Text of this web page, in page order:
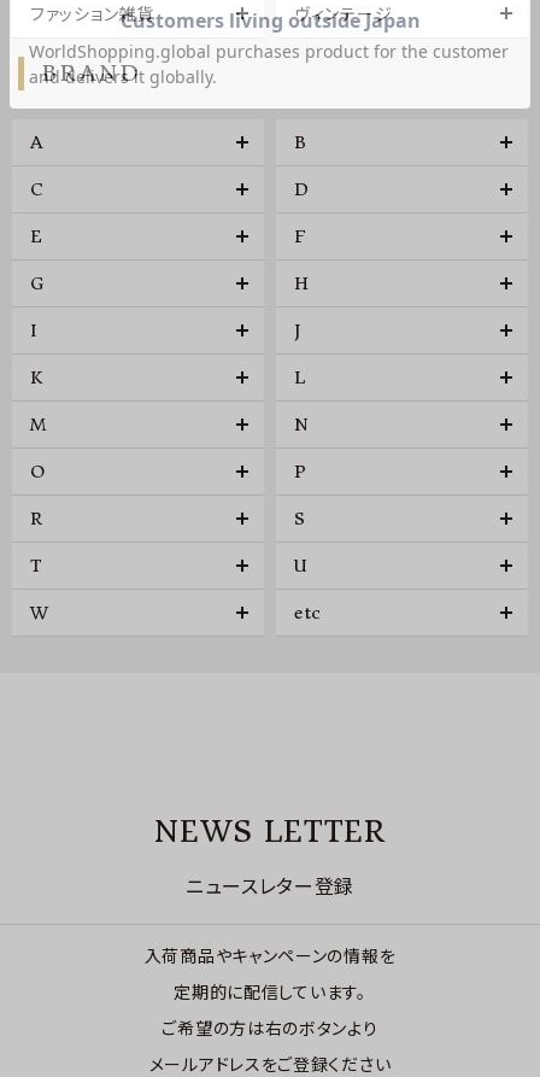
ファッション雑貨 ヴィンテージ
BRAND
A B
C D
E F
G H
I J
K L
M N
O P
R S
T U
W etc
NEWS LETTER
ニュースレター登録
入荷商品やキャンペーンの情報を
定期的に配信しています。
ご希望の方は右のボタンより
メールアドレスをご登録ください